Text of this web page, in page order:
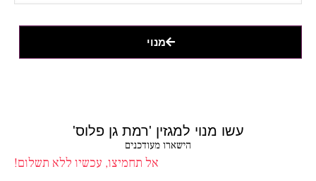
מנוי
עשו מנוי למגזין 'רמת גן פלוס'
הישארו מעודכנים
אל תחמיצו, עכשיו ללא תשלום!